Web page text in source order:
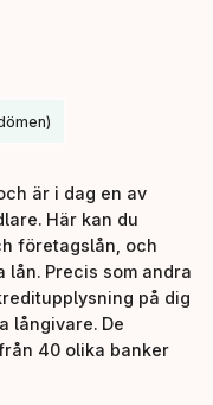
är i dag en av
Här kan du
företagslån, och
lån. Precis som andra
på dig
långivare. De
40 olika banker